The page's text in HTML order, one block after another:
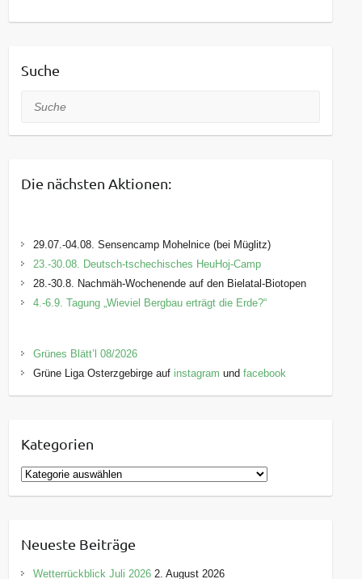
Suche
Suche
Die nächsten Aktionen:
29.07.-04.08. Sensencamp Mohelnice (bei Müglitz)
23.-30.08. Deutsch-tschechisches HeuHoj-Camp
28.-30.8. Nachmäh-Wochenende auf den Bielatal-Biotopen
4.-6.9. Tagung „Wieviel Bergbau erträgt die Erde?“
Grünes Blätt’l 08/2026
Grüne Liga Osterzgebirge auf instagram undfacebook
Kategorien
K
a
g
o
Neueste Beiträge
Wetterrückblick Juli 2026 2. August 2026